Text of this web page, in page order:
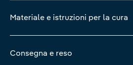
Materiale e istruzioni per la cura
Consegna e reso